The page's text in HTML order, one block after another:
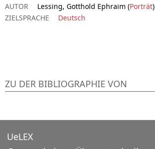
AUTOR
Lessing, Gotthold Ephraim (Porträt)
ZIELSPRACHE
Deutsch
ZU DER BIBLIOGRAPHIE VON
UeLEX